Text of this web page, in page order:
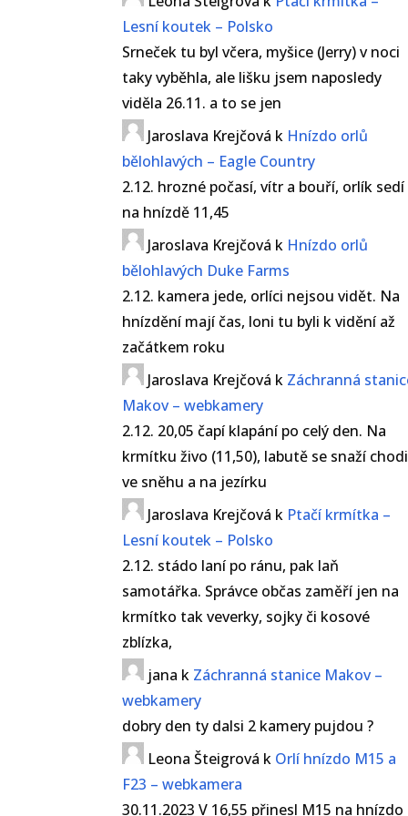
Lesní koutek – Polsko
Srneček tu byl včera, myšice (Jerry) v noci
taky vyběhla, ale lišku jsem naposledy
viděla 26.11. a to se jen
Jaroslava Krejčová k Hnízdo orlů
bělohlavých – Eagle Country
2.12. hrozné počasí, vítr a bouří, orlík sedí
na hnízdě 11,45
Jaroslava Krejčová k Hnízdo orlů
bělohlavých Duke Farms
2.12. kamera jede, orlíci nejsou vidět. Na
hnízdění mají čas, loni tu byli k vidění až
začátkem roku
Jaroslava Krejčová k Záchranná
Makov – webkamery
2.12. 20,05 čapí klapání po celý den. Na
krmítku živo (11,50), labutě se snaží
ve sněhu a na jezírku
Jaroslava Krejčová k Ptačí krmítka –
Lesní koutek – Polsko
2.12. stádo laní po ránu, pak laň
samotářka. Správce občas zaměří jen na
krmítko tak veverky, sojky či kosové
zblízka,
jana k Záchranná stanice Makov –
webkamery
dobry den ty dalsi 2 kamery pujdou ?
Leona Šteigrová k Orlí hnízdo M15 a
F23 – webkamera
30.11.2023 V 16,55 přinesl M15 na hnízdo